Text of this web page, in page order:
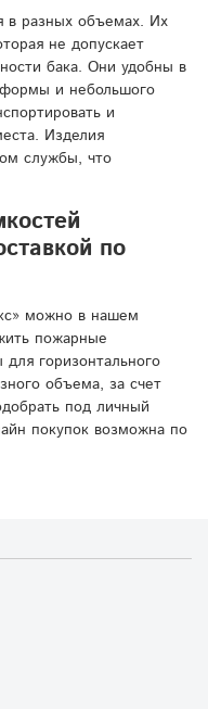
в разных объемах. Их
не допускает
бака. Они удобны в
формы и небольшого
и
Изделия
службы, что
по
можно в нашем
пожарные
горизонтального
объема, за счет
под личный
покупок возможна по